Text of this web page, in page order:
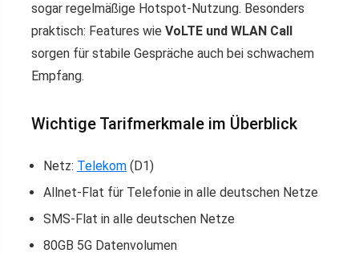
sogar regelmäßige Hotspot-Nutzung. Besonders
praktisch: Features wie VoLTE und WLAN Call
sorgen für stabile Gespräche auch bei schwachem
Empfang.
Wichtige Tarifmerkmale im Überblick
Netz: Telekom (D1)
Allnet-Flat für Telefonie in alle deutschen Netze
SMS-Flat in alle deutschen Netze
80GB 5G Datenvolumen